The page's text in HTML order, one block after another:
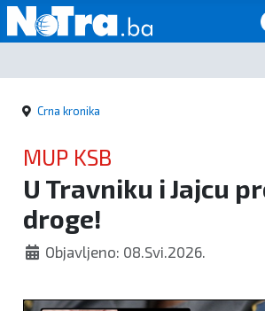
Početna
Vijesti
Sport
Kultura
Crna
kronika
Crna kronika
MUP KSB
U Travniku i Jajcu
droge!
Objavljeno: 08.Svi.2026.